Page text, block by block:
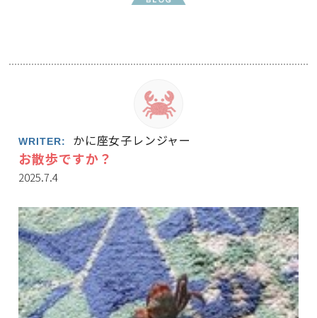
WRITER: かに座女子レンジャー
お散歩ですか？
2025.7.4